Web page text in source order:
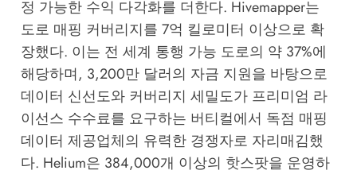
정 가능한 수익 다각화를 더한다. Hivemapper는
도로 매핑 커버리지를 7억 킬로미터 이상으로 확
장했다. 이는 전 세계 통행 가능 도로의 약 37%에
해당하며, 3,200만 달러의 자금 지원을 바탕으로
데이터 신선도와 커버리지 세밀도가 프리미엄 라
이선스 수수료를 요구하는 버티컬에서 독점 매핑
데이터 제공업체의 유력한 경쟁자로 자리매김했
다. Helium은 384,000개 이상의 핫스팟을 운영하